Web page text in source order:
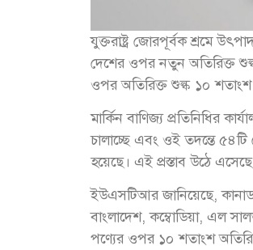
যুক্তরাষ্ট্র জোরপূর্বক শ্রমে
দেশের ওপর নতুন অতিরিক্ত
ওপর অতিরিক্ত শুল্ক ১০ শতাংশ
মার্কিন বাণিজ্য প্রতিনিধির
চালাচ্ছে এবং ওই তদন্তে ৫৪টি
হয়েছে। এই প্রস্তাব উঠে
ইউএসটিআর জানিয়েছে,
বাংলাদেশ, কম্বোডিয়া, এল
পণ্যের ওপর ১০ শতাংশ